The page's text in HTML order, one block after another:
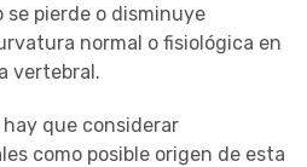
pierde o disminuye
normal o fisiológica en
vertebral.
hay que considerar
como posible origen de esta